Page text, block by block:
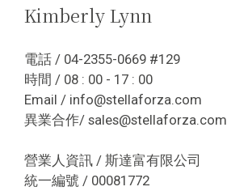
Kimberly Lynn
電話 / 04-2355-0669 #129
時間 / 08 : 00 - 17 : 00
Email / info@stellaforza.com
異業合作/ sales@stellaforza.com
營業人資訊 / 斯達富有限公司
統一編號 / 00081772